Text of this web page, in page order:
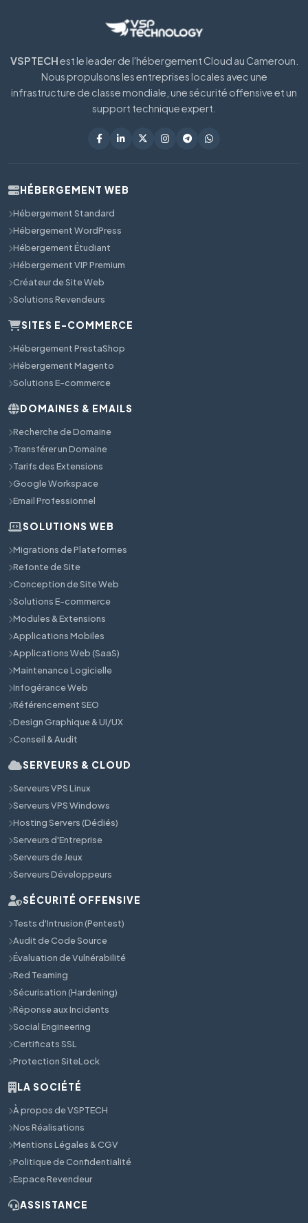
VSPTECHest le leader de l'hébergement Cloud au Cameroun.
Nous propulsons les entreprises locales avec une
infrastructure de classe mondiale, une sécurité offensive et un
support technique expert.
HÉBERGEMENT WEB
Hébergement Standard
Hébergement WordPress
Hébergement Étudiant
Hébergement VIP Premium
Créateur de Site Web
Solutions Revendeurs
SITES E-COMMERCE
Hébergement PrestaShop
Hébergement Magento
Solutions E-commerce
DOMAINES & EMAILS
Recherche de Domaine
Transférer un Domaine
Tarifs des Extensions
Google Workspace
Email Professionnel
SOLUTIONS WEB
Migrations de Plateformes
Refonte de Site
Conception de Site Web
Solutions E-commerce
Modules & Extensions
Applications Mobiles
Applications Web (SaaS)
Maintenance Logicielle
Infogérance Web
Référencement SEO
Design Graphique & UI/UX
Conseil & Audit
SERVEURS & CLOUD
Serveurs VPS Linux
Serveurs VPS Windows
Hosting Servers (Dédiés)
Serveurs d'Entreprise
Serveurs de Jeux
Serveurs Développeurs
SÉCURITÉ OFFENSIVE
Tests d'Intrusion (Pentest)
Audit de Code Source
Évaluation de Vulnérabilité
Red Teaming
Sécurisation (Hardening)
Réponse aux Incidents
Social Engineering
Certificats SSL
Protection SiteLock
LA SOCIÉTÉ
À propos de VSPTECH
Nos Réalisations
Mentions Légales & CGV
Politique de Confidentialité
Espace Revendeur
ASSISTANCE